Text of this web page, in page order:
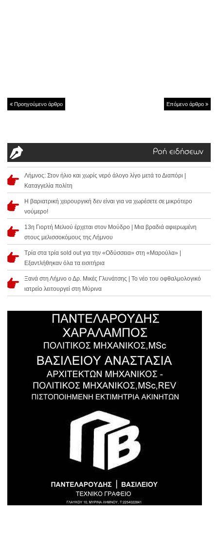
Προηγούμενο άρθρο Επόμενο άρθρο
Ροή ειδήσεων
Λήμνος: Στον ήλιο και χωρίς νερό άλογο λίγο μετά το Διαπόρι |
Καταγγελία πολίτη
Η βαριατρική χειρουργική δεν είναι για να χωρέσετε σε μικρότερο
νούμερο!
13η Γιορτή Μελιού έρχεται στον Μούδρο | Μια βραδιά αφιερωμένη
στους μελισσοκόμους της Λήμνου
Τρία στα τρία sold out για την «Οδύσσεια» στη «Μαρούλα» |
Εξαντλήθηκαν όλα τα εισιτήρια
Ξανά στη Λήμνο ο Δρ. Μικές Γλυνάτσης | Το νέο του οφθαλμολογικό
ιατρείο λειτουργεί στη Μύρινα